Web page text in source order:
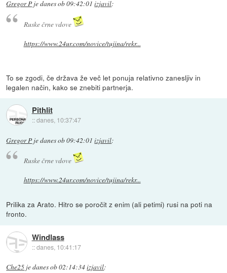
Gregor P jedanes ob 09:42:01 izjavil:
Ruske črne vdove
https://www.24ur.com/novice/tujina/rekr...
To se zgodi, če država že več let ponuja relativno zanesljiv in
legalen način, kako se znebiti partnerja.
Pithlit
::danes, 10:37:47
Gregor P jedanes ob 09:42:01 izjavil:
Ruske črne vdove
https://www.24ur.com/novice/tujina/rekr...
Prilika za Arato. Hitro se poročit z enim (ali petimi) rusi na poti na
fronto.
Windlass
::danes, 10:41:17
Che25 jedanes ob 02:14:34izjavil: